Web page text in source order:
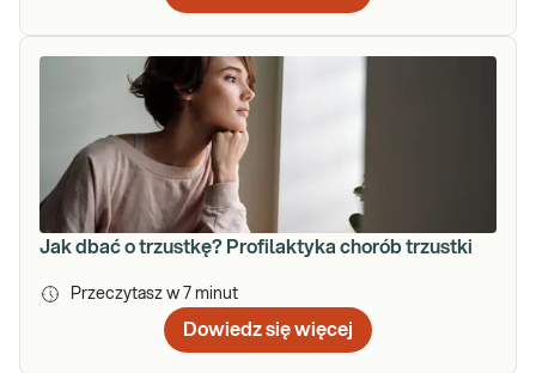
Jak dbać o trzustkę? Profilaktyka chorób trzustki
Przeczytasz w 7 minut
Dowiedz się więcej